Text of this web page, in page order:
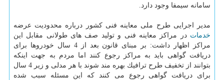
سامانه سیمفا وجود دارد.
مدیر اجرایی طرح ملی معاینه فنی كشور درباره محدودیت عرضه
خدمات در مراكز معاینه فنی و تولید صف های طولانی مقابل این
مراكز اظهار داشت: بر مبنای قانون بعد از 4 سال خودروها برای
دریافت گواهی باید به مراكز رجوع كنند اما مردم به جهت اینكه
بتوانند از تخفیف طرح ترافیك بهره مند شوند با هر مدلی و زیر 4 سال
برای دریافت گواهی رجوع می كنند كه این مسئله سبب شده